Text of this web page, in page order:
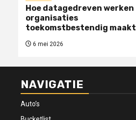
Hoe datagedreven werken
organisaties
toekomstbestendig maakt
6 mei 2026
NAVIGATIE
Auto’s